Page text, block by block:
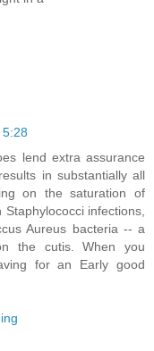
lend extra assurance
in substantially all
on the saturation of
infections,
Aureus bacteria -- a
the cutis. When you
for an Early good